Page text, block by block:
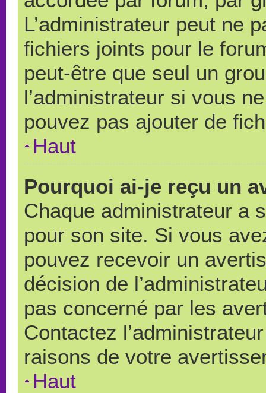
L’administrateur peut ne
fichiers joints pour le
peut-être que seul un
l’administrateur si vous
pouvez pas ajouter de
Haut
Pourquoi ai-je reçu un
Chaque administrateur a
pour son site. Si vous
pouvez recevoir un
décision de
pas concerné par les
Contactez
raisons de votre
Haut